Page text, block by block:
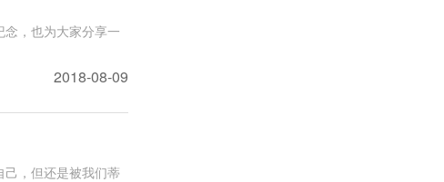
，也为大家分享一
2018-08-09
，但还是被我们蒂